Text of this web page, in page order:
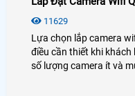
11629
Lựa chọn lắp camera
điều cần thiết khi
số lượng camera ít và